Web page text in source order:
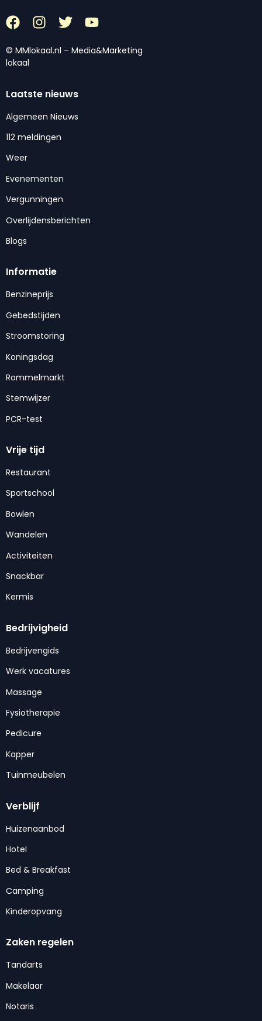
© MMlokaal.nl – Media&Marketing
lokaal
Laatste nieuws
Algemeen Nieuws
112 meldingen
Weer
Evenementen
Vergunningen
Overlijdensberichten
Blogs
Informatie
Benzineprijs
Gebedstijden
Stroomstoring
Koningsdag
Rommelmarkt
Stemwijzer
PCR-test
Vrije tijd
Restaurant
Sportschool
Bowlen
Wandelen
Activiteiten
Snackbar
Kermis
Bedrijvigheid
Bedrijvengids
Werk vacatures
Massage
Fysiotherapie
Pedicure
Kapper
Tuinmeubelen
Verblijf
Huizenaanbod
Hotel
Bed & Breakfast
Camping
Kinderopvang
Zaken regelen
Tandarts
Makelaar
Notaris